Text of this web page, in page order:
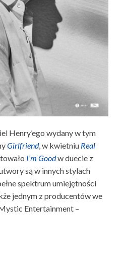
Henry’ego wydany w tym
Girlfriend, w kwietniu Real
I’m Goodw duecie z
są w innych stylach
spektrum umiejętności
jednym z producentów we
Entertainment –